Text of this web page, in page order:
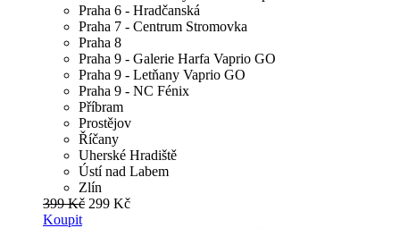
Praha 6 - Hradčanská
Praha 7 - Centrum Stromovka
Praha 8
Praha 9 - Galerie Harfa Vaprio GO
Praha 9 - Letňany Vaprio GO
Praha 9 - NC Fénix
Příbram
Prostějov
Říčany
Uherské Hradiště
Ústí nad Labem
Zlín
399 Kč 299 Kč
Koupit